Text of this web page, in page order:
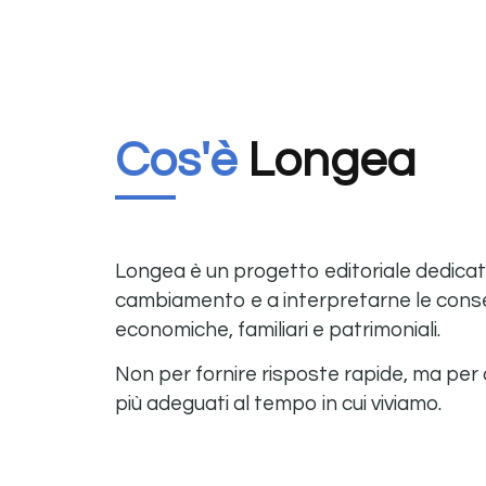
Cos'èLongea
Longea è un progetto editoriale
cambiamento e a interpretarne le
economiche, familiari e patrimoniali.
Non per fornire risposte rapide, ma
più adeguati al tempo in cui viviamo.